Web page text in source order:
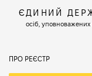
ЄДИНИЙ
осіб,
ПРО РЕЄСТР